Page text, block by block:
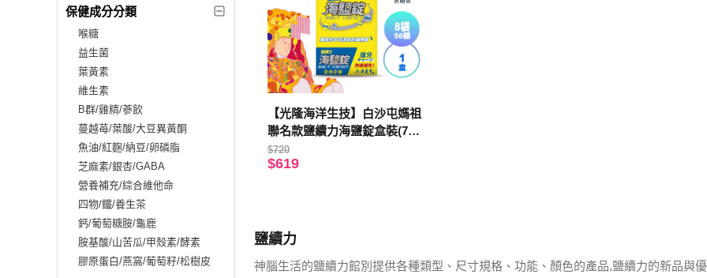
保健成分分類
喉糖
益生菌
葉黃素
維生素
B群/雞精/蔘飲
蔓越苺/葉酸/大豆異黃酮
魚油/紅麴/納豆/卵磷脂
芝麻素/銀杏/GABA
營養補充/綜合維他命
四物/鐵/養生茶
鈣/葡萄糖胺/龜鹿
胺基酸/山苦瓜/甲殼素/酵素
膠原蛋白/燕窩/葡萄籽/松樹皮
【光隆海洋生技】白沙屯媽祖
聯名款鹽續力海鹽錠盒裝(7粒/
袋*8袋/盒)；勇腳期間限定版
$720
$619
鹽續力
神腦生活的鹽續力館別提供各種類型、尺寸規格、功能、顏色的產品,鹽續力的新品與